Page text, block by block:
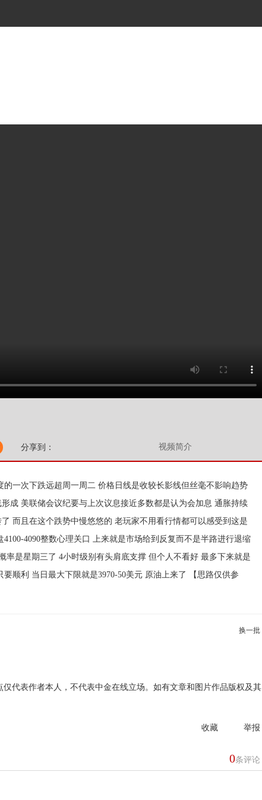
分享到： 视频简介
一次下跌远超周一周二 价格日线是收较长影线但丝毫不影响趋势
成 美联储会议纪要与上次议息接近多数都是认为会加息 通胀持续
而且在这个跌势中慢悠悠的 老玩家不用看行情都可以感受到这是
4090整数心理关口 上来就是市场给到反复而不是半路进行退缩
是星期三了 4小时级别有头肩底支撑 但个人不看好 最多下来就是
顺利 当日最大下限就是3970-50美元 原油上来了 【思路仅供参
换一批
代表作者本人，不代表中金在线立场。如有文章和图片作品版权及其
收藏 举报
0条评论